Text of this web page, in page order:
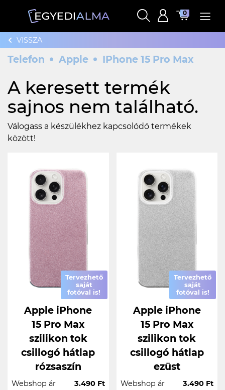
0
VISSZA
Telefon Apple IPhone 15 Pro Max
A keresett termék
sajnos nem található.
Válogass a készülékhez kapcsolódó termékek
között!
Tervezhető
saját
fotóval is!
Apple iPhone
15 Pro Max
szilikon tok
csillogó hátlap
rózsaszín
Webshop ár
3.490 Ft
Tervezhető
saját
fotóval is!
Apple iPhone
15 Pro Max
szilikon tok
csillogó hátlap
ezüst
Webshop ár
3.490 Ft